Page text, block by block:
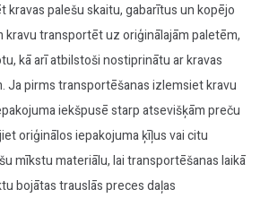
palešu skaitu, gabarītus un kopējo
kravu transportēt uz oriģinālajām paletēm,
kā arī atbilstoši nostiprinātu ar kravas
Ja pirms transportēšanas izlemsiet kravu
iekšpusē starp atsevišķām preču
oriģinālos iepakojuma ķīļus vai citu
mīkstu materiālu, lai transportēšanas laikā
bojātas trauslās preces daļas